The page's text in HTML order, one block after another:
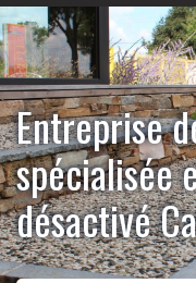
Entreprise
spécialisée
désactivé